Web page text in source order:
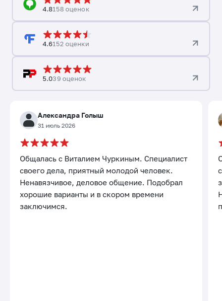
4.8158 оценок
4.6152 оценки
5.039 оценок
Александра Голыш
31 июль 2026
Общалась с Виталием Чуркиным. Специалист
своего дела, приятный молодой человек.
Ненавязчивое, деловое общение. Подобрал
хорошие варианты и в скором времени
заключимся.